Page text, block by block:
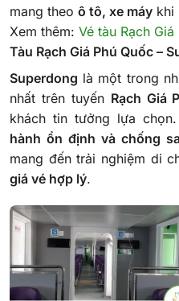
mang theo ô tô, xe máy khi
Xem thêm: Vé tàu Rạch
Tàu Rạch Giá Phú Quốc –
Superdong là một trong
nhất trên tuyến Rạch Giá
khách tin tưởng lựa
hành ổn định và chống
mang đến trải nghiệm di
giá vé hợp lý.